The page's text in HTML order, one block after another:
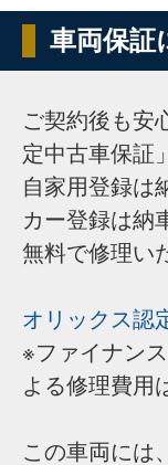
車両保証
ご契約後も安
定中古車保証
自家用登録は
カー登録は納
無料で修理い
オリックス認
※ファイナン
よる修理費用
この車両には